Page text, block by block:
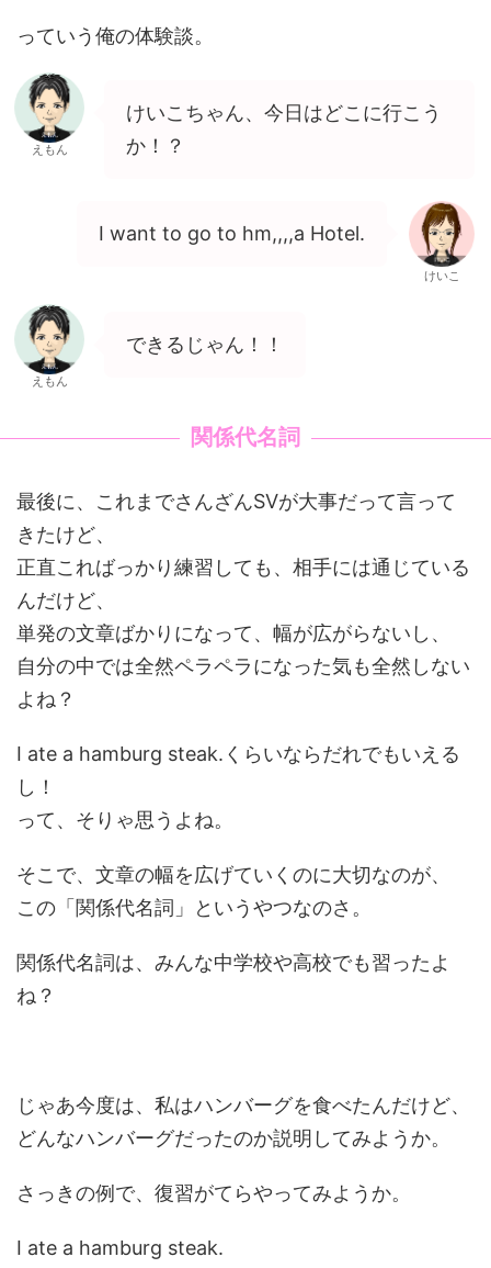
っていう俺の体験談。
えもん
けいこちゃん、今日はどこに行こう
か！？
I want to go to hm,,,,a Hotel.
けいこ
えもん
できるじゃん！！
関係代名詞
最後に、これまでさんざんSVが大事だって言って
きたけど、
正直こればっかり練習しても、相手には通じている
んだけど、
単発の文章ばかりになって、幅が広がらないし、
自分の中では全然ペラペラになった気も全然しない
よね？
I ate a hamburg steak.くらいならだれでもいえる
し！
って、そりゃ思うよね。
そこで、文章の幅を広げていくのに大切なのが、
この「関係代名詞」というやつなのさ。
関係代名詞は、みんな中学校や高校でも習ったよ
ね？
じゃあ今度は、私はハンバーグを食べたんだけど、
どんなハンバーグだったのか説明してみようか。
さっきの例で、復習がてらやってみようか。
I ate a hamburg steak.